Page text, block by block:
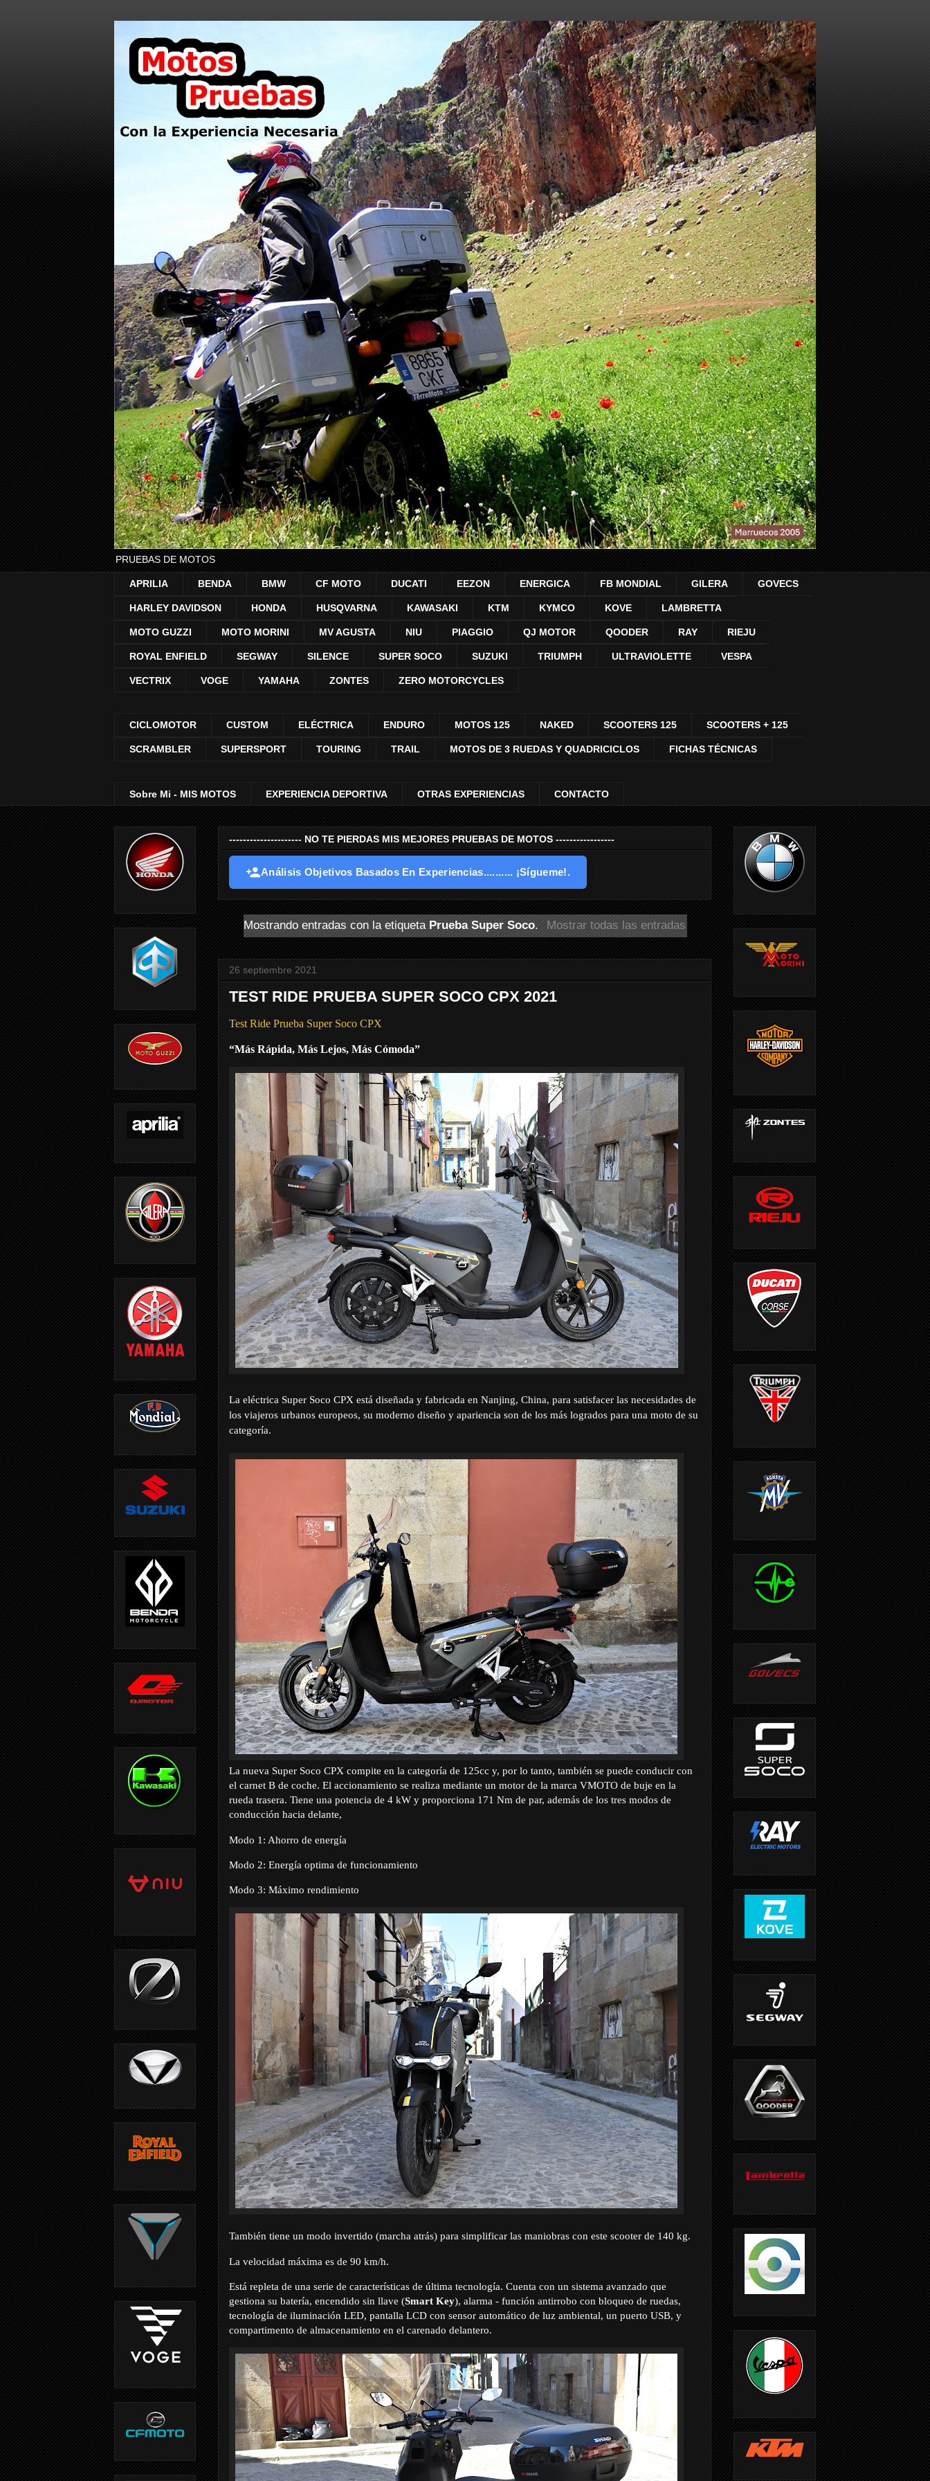
PRUEBAS DE MOTOS
APRILIA BENDA BMW CF MOTO DUCATI EEZON ENERGICA FB MONDIAL GILERA GOVECS
HARLEY DAVIDSON HONDA HUSQVARNA KAWASAKI KTM KYMCO KOVE LAMBRETTA
MOTO GUZZI MOTO MORINI MV AGUSTA NIU PIAGGIO QJ MOTOR QOODER RAY RIEJU
ROYAL ENFIELD SEGWAY SILENCE SUPER SOCO SUZUKI TRIUMPH ULTRAVIOLETTE VESPA
VECTRIX VOGE YAMAHA ZONTES ZERO MOTORCYCLES
CICLOMOTOR CUSTOM ELÉCTRICA ENDURO MOTOS 125 NAKED SCOOTERS 125 SCOOTERS + 125
SCRAMBLER SUPERSPORT TOURING TRAIL MOTOS DE 3 RUEDAS Y QUADRICICLOS FICHAS TÉCNICAS
Sobre Mi - MIS MOTOS EXPERIENCIA DEPORTIVA OTRAS EXPERIENCIAS CONTACTO
--------------------- NO TE PIERDAS MIS MEJORES PRUEBAS DE MOTOS -----------------
Análisis Objetivos Basados En Experiencias.......... ¡Sígueme!.
Mostrando entradas con la etiqueta Prueba Super Soco. Mostrar todas las entradas
26 septiembre 2021
TEST RIDE PRUEBA SUPER SOCO CPX 2021
Test Ride Prueba Super Soco CPX
“Más Rápida, Más Lejos, Más Cómoda”
La eléctrica Super Soco CPX está diseñada y fabricada en Nanjing, China, para satisfacer las necesidades de
los viajeros urbanos europeos, su moderno diseño y apariencia son de los más logrados para una moto de su
categoría.
La nueva Super Soco CPX compite en la categoría de 125cc y, por lo tanto, también se puede conducir con
el carnet B de coche. El accionamiento se realiza mediante un motor de la marca VMOTO de buje en la
rueda trasera. Tiene una potencia de 4 kW y proporciona 171 Nm de par, además de los tres modos de
conducción hacia delante,
Modo 1: Ahorro de energía
Modo 2: Energía optima de funcionamiento
Modo 3: Máximo rendimiento
También tiene un modo invertido (marcha atrás) para simplificar las maniobras con este scooter de 140 kg.
La velocidad máxima es de 90 km/h.
Está repleta de una serie de características de última tecnología. Cuenta con un sistema avanzado que
gestiona su batería, encendido sin llave (Smart Key), alarma - función antirrobo con bloqueo de ruedas,
tecnología de iluminación LED, pantalla LCD con sensor automático de luz ambiental, un puerto USB, y
compartimento de almacenamiento en el carenado delantero.